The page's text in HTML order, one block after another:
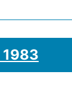
1983